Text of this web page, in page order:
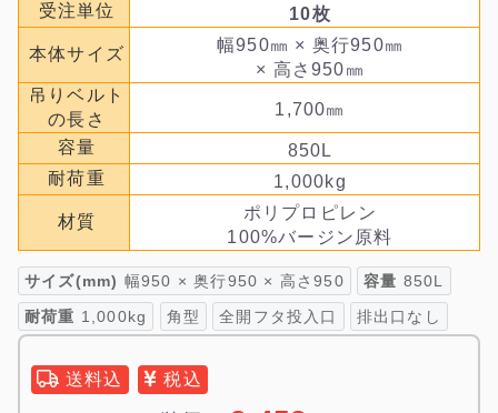
受注単位
10枚
本体サイズ
幅950㎜ × 奥行950㎜
× 高さ950㎜
吊りベルト
の長さ
1,700㎜
容量
850L
耐荷重
1,000kg
材質
ポリプロピレン
100%バージン原料
サイズ(mm) 幅950 × 奥行950 × 高さ950 容量 850L
耐荷重 1,000kg 角型 全開フタ投入口 排出口なし
送料込 税込